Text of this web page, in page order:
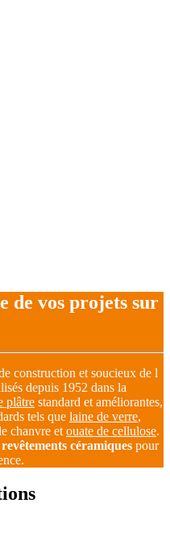
de vos projets sur
construction et soucieux de l
depuis 1952 dans la
plâtre standard et améliorantes,
tels que laine de verre,
chanvre et ouate de cellulose.
revêtements céramiques pour